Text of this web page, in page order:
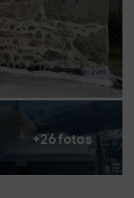
+26 fotos